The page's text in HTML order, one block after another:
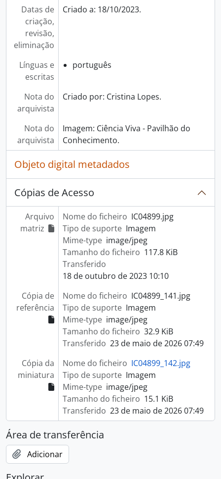
[Documento composto] CanSat Portugal 2019, 2019-05-03
[Subsérie] Encontros Científicos, 1999 - 2023
[Subsérie] Exposições, 1999 - 2019
[Subsérie] Visitas de personalidades, 1999 - 2018
[Séries] Dias temáticos, 1999 - 2020
[Séries] Semana Internacional do Cérebro, 2005 - 2023
[Séries] Noite Europeia dos Investigadores, 1999 - 2023
Datas de
criação,
revisão,
eliminação
Criado a: 18/10/2023.
Línguas e
escritas
português
Nota do
arquivista
Criado por: Cristina Lopes.
Nota do
arquivista
Imagem: Ciência Viva - Pavilhão do
Conhecimento.
Objeto digital metadados
Cópias de Acesso
Arquivo
matriz
Nome do ficheiro IC04899.jpg
Tipo de suporte Imagem
Mime-type image/jpeg
Tamanho do ficheiro 117.8 KiB
Transferido
18 de outubro de 2023 10:10
Cópia de
referência
Nome do ficheiro IC04899_141.jpg
Tipo de suporte Imagem
Mime-type image/jpeg
Tamanho do ficheiro 32.9 KiB
Transferido 23 de maio de 2026 07:49
Cópia da
miniatura
Nome do ficheiro IC04899_142.jpg
Tipo de suporte Imagem
Mime-type image/jpeg
Tamanho do ficheiro 15.1 KiB
Transferido 23 de maio de 2026 07:49
Área de transferência
Adicionar